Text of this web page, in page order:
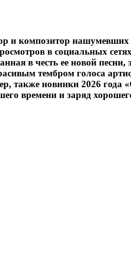
и композитор
в социальных
в честь ее новой
тембром голоса
также новинки 2026
времени и заряд